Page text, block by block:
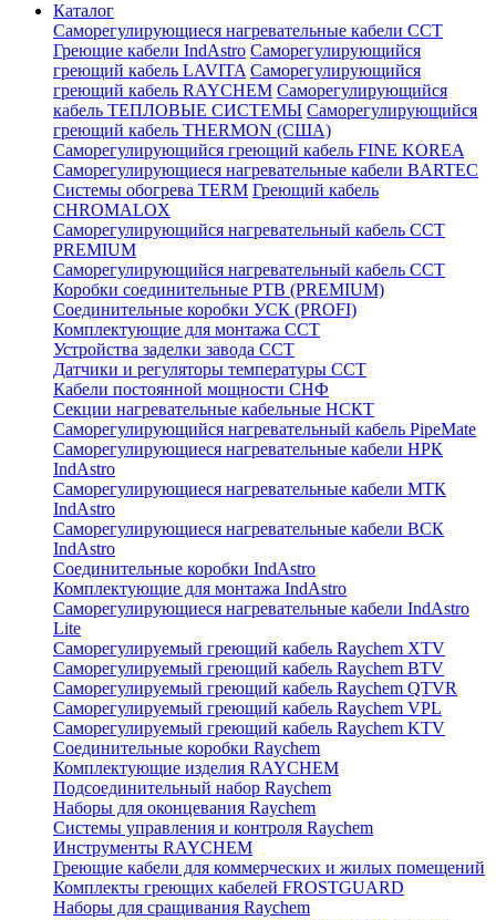
Каталог
Саморегулирующиеся нагревательные кабели ССТ
Греющие кабели IndAstro Саморегулирующийся
греющий кабель LAVITA Саморегулирующийся
греющий кабель RAYCHEM Саморегулирующийся
кабель ТЕПЛОВЫЕ СИСТЕМЫ Саморегулирующийся
греющий кабель THERMON (США)
Саморегулирующийся греющий кабель FINE KOREA
Саморегулирующиеся нагревательные кабели BARTEC
Системы обогрева TERM Греющий кабель
CHROMALOX
Саморегулирующийся нагревательный кабель ССТ
PREMIUM
Саморегулирующийся нагревательный кабель ССТ
Коробки соединительные РТВ (PREMIUM)
Соединительные коробки УСК (PROFI)
Комплектующие для монтажа ССТ
Устройства заделки завода ССТ
Датчики и регуляторы температуры ССТ
Кабели постоянной мощности СНФ
Секции нагревательные кабельные НСКТ
Саморегулирующийся нагревательный кабель PipeMate
Саморегулирующиеся нагревательные кабели НРК
IndAstro
Саморегулирующиеся нагревательные кабели МТК
IndAstro
Саморегулирующиеся нагревательные кабели ВСК
IndAstro
Соединительные коробки IndAstro
Комплектующие для монтажа IndAstro
Саморегулирующиеся нагревательные кабели IndAstro
Lite
Саморегулируемый греющий кабель Raychem XTV
Саморегулируемый греющий кабель Raychem BTV
Саморегулируемый греющий кабель Raychem QTVR
Саморегулируемый греющий кабель Raychem VPL
Саморегулируемый греющий кабель Raychem KTV
Соединительные коробки Raychem
Комплектующие изделия RAYCHEM
Подсоединительный набор Raychem
Наборы для оконцевания Raychem
Системы управления и контроля Raychem
Инструменты RAYCHEM
Греющие кабели для коммерческих и жилых помещений
Комплекты греющих кабелей FROSTGUARD
Наборы для сращивания Raychem